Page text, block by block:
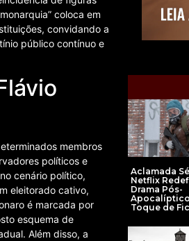
coloca em
convidando a
público contínuo e
membros
políticos e
cenário político,
eleitorado cativo,
é marcada por
esquema de
Além disso, a
Aclamada
Netflix
Drama Pós-
Toque de